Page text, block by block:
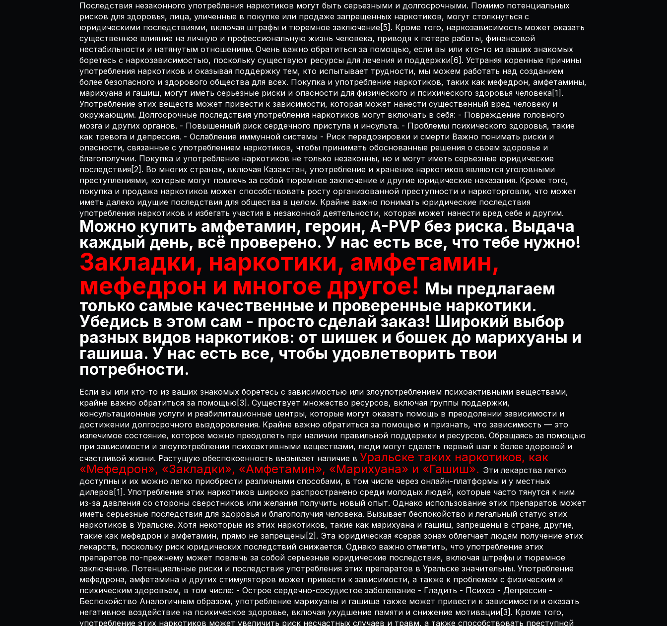
Последствия незаконного употребления наркотиков могут быть серьезными и долгосрочными. Помимо потенциальных
рисков для здоровья, лица, уличенные в покупке или продаже запрещенных наркотиков, могут столкнуться с
юридическими последствиями, включая штрафы и тюремное заключение[5]. Кроме того, наркозависимость может оказать
существенное влияние на личную и профессиональную жизнь человека, приводя к потере работы, финансовой
нестабильности и натянутым отношениям. Очень важно обратиться за помощью, если вы или кто-то из ваших знакомых
боретесь с наркозависимостью, поскольку существуют ресурсы для лечения и поддержки[6]. Устраняя коренные причины
употребления наркотиков и оказывая поддержку тем, кто испытывает трудности, мы можем работать над созданием
более безопасного и здорового общества для всех. Покупка и употребление наркотиков, таких как мефедрон, амфетамины,
марихуана и гашиш, могут иметь серьезные риски и опасности для физического и психического здоровья человека[1].
Употребление этих веществ может привести к зависимости, которая может нанести существенный вред человеку и
окружающим. Долгосрочные последствия употребления наркотиков могут включать в себя: - Повреждение головного
мозга и других органов. - Повышенный риск сердечного приступа и инсульта. - Проблемы психического здоровья, такие
как тревога и депрессия. - Ослабление иммунной системы - Риск передозировки и смерти Важно понимать риски и
опасности, связанные с употреблением наркотиков, чтобы принимать обоснованные решения о своем здоровье и
благополучии. Покупка и употребление наркотиков не только незаконны, но и могут иметь серьезные юридические
последствия[2]. Во многих странах, включая Казахстан, употребление и хранение наркотиков являются уголовными
преступлениями, которые могут повлечь за собой тюремное заключение и другие юридические наказания. Кроме того,
покупка и продажа наркотиков может способствовать росту организованной преступности и наркоторговли, что может
иметь далеко идущие последствия для общества в целом. Крайне важно понимать юридические последствия
употребления наркотиков и избегать участия в незаконной деятельности, которая может нанести вред себе и другим.
Можно купить амфетамин, героин, A-PVP без риска. Выдача
каждый день, всё проверено. У нас есть все, что тебе нужно!
Закладки, наркотики, амфетамин,
мефедрон и многое другое! Мы предлагаем
только самые качественные и проверенные наркотики.
Убедись в этом сам - просто сделай заказ! Широкий выбор
разных видов наркотиков: от шишек и бошек до марихуаны и
гашиша. У нас есть все, чтобы удовлетворить твои
потребности.
Если вы или кто-то из ваших знакомых боретесь с зависимостью или злоупотреблением психоактивными веществами,
крайне важно обратиться за помощью[3]. Существует множество ресурсов, включая группы поддержки,
консультационные услуги и реабилитационные центры, которые могут оказать помощь в преодолении зависимости и
достижении долгосрочного выздоровления. Крайне важно обратиться за помощью и признать, что зависимость — это
излечимое состояние, которое можно преодолеть при наличии правильной поддержки и ресурсов. Обращаясь за помощью
при зависимости и злоупотреблении психоактивными веществами, люди могут сделать первый шаг к более здоровой и
счастливой жизни. Растущую обеспокоенность вызывает наличие в Уральске таких наркотиков, как
«Мефедрон», «Закладки», «Амфетамин», «Марихуана» и «Гашиш». Эти лекарства легко
доступны и их можно легко приобрести различными способами, в том числе через онлайн-платформы и у местных
дилеров[1]. Употребление этих наркотиков широко распространено среди молодых людей, которые часто тянутся к ним
из-за давления со стороны сверстников или желания получить новый опыт. Однако использование этих препаратов может
иметь серьезные последствия для здоровья и благополучия человека. Вызывает беспокойство и легальный статус этих
наркотиков в Уральске. Хотя некоторые из этих наркотиков, такие как марихуана и гашиш, запрещены в стране, другие,
такие как мефедрон и амфетамин, прямо не запрещены[2]. Эта юридическая «серая зона» облегчает людям получение этих
лекарств, поскольку риск юридических последствий снижается. Однако важно отметить, что употребление этих
препаратов по-прежнему может повлечь за собой серьезные юридические последствия, включая штрафы и тюремное
заключение. Потенциальные риски и последствия употребления этих препаратов в Уральске значительны. Употребление
мефедрона, амфетамина и других стимуляторов может привести к зависимости, а также к проблемам с физическим и
психическим здоровьем, в том числе: - Острое сердечно-сосудистое заболевание - Гладить - Психоз - Депрессия -
Беспокойство Аналогичным образом, употребление марихуаны и гашиша также может привести к зависимости и оказать
негативное воздействие на психическое здоровье, включая ухудшение памяти и снижение мотивации[3]. Кроме того,
употребление этих наркотиков может увеличить риск несчастных случаев и травм, а также способствовать преступной